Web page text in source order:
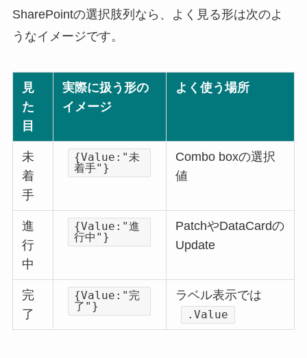
SharePointの選択肢列なら、よく見る形は次のよ
うなイメージです。
見
た
目
実際に扱う形の
イメージ
よく使う場所
未
着
手
{Value:"未
着手"}
Combo boxの選択
値
進
行
中
{Value:"進
行中"}
PatchやDataCardの
Update
完
了
{Value:"完
了"}
ラベル表示では
.Value